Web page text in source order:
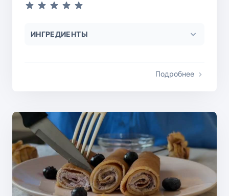
ИНГРЕДИЕНТЫ
Подробнее